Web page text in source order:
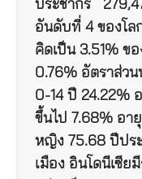
ประชากร
อันดับที่ 4 ของโล
คิดเป็น 3.51% ข
0.76% อัตราส่ว
0-14 ปี 24.22%
ขึ้นไป 7.68% อา
หญิง 75.68 ปีปร
เมือง อินโดนีเซี